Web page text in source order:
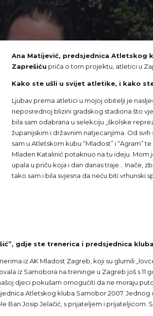
Ana Matijević, predsjednica Atletskog
Zaprešiću priča o tom projektu, atletici u
Kako ste ušli u svijet atletike, i kako
Ljubav prema atletici u mojoj obitelji je
neposrednoj blizini gradskog stadiona što
bila sam odabrana u selekciju „školske
županijskim i državnim natjecanjima. Od
sam u Atletskom kubu “Mladost” i “Agram”
Mladen Katalinić potaknuo na tu ideju. Mom
upala u priču koja i dan danas traje… Inače,
tako sam i bila svjesna da neću biti vrhunski
gdje ste trenerica i predsjednica
iz AK Mladost Zagreb, koji su glumili
iz Samobora na treninge u Zagreb još s
djeci pokušam omogućiti da ne moraju
Atletskog kluba Samobor 2007. Jednog
Josip Jelačić, s prijateljem i